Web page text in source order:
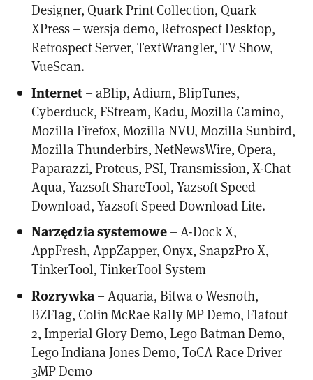
Designer, Quark Print Collection, Quark
XPress – wersja demo, Retrospect Desktop,
Retrospect Server, TextWrangler, TV Show,
VueScan.
Internet – aBlip, Adium, BlipTunes,
Cyberduck, FStream, Kadu, Mozilla Camino,
Mozilla Firefox, Mozilla NVU, Mozilla Sunbird,
Mozilla Thunderbirs, NetNewsWire, Opera,
Paparazzi, Proteus, PSI, Transmission, X-Chat
Aqua, Yazsoft ShareTool, Yazsoft Speed
Download, Yazsoft Speed Download Lite.
Narzędzia systemowe – A-Dock X,
AppFresh, AppZapper, Onyx, SnapzPro X,
TinkerTool, TinkerTool System
Rozrywka – Aquaria, Bitwa o Wesnoth,
BZFlag, Colin McRae Rally MP Demo, Flatout
2, Imperial Glory Demo, Lego Batman Demo,
Lego Indiana Jones Demo, ToCA Race Driver
3MP Demo